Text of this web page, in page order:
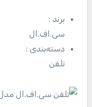
برند :
سی.اف.ال
دسته‌بندی :
تلفن